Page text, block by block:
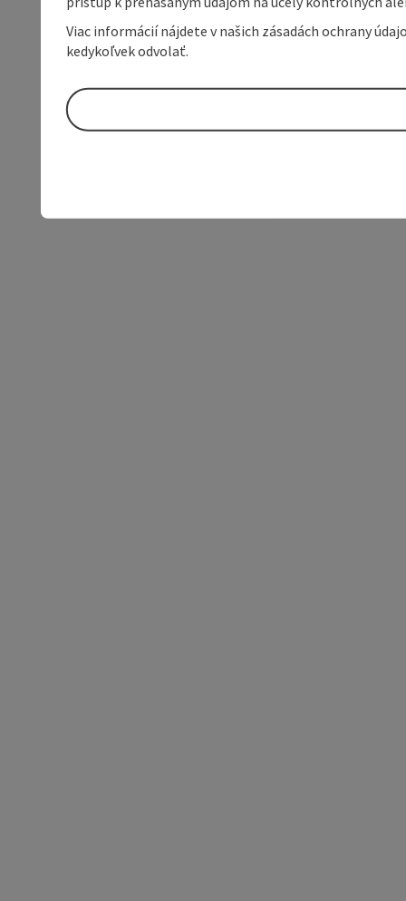
Viac informácií nájdete v našich zásadách ochrany
kedykoľvek odvolať.